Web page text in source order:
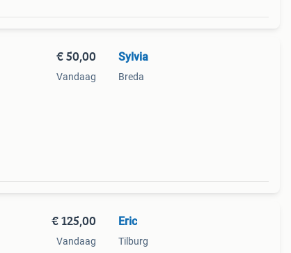
€ 50,00
Vandaag
Sylvia
Breda
€ 125,00
Vandaag
Eric
Tilburg